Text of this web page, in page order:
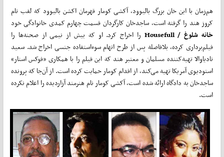
هم‌زمان با این خان بزرگ بالیوود، آکشی کومار قهرمان اکشن بالیوود که لقب تام
کروز هند را گرفته است، ساجدخان کارگردان قسمت چهارم کمدی خانوادگی خود
خانه شلوغ / Housefullرا اخراج کرد. او که بیش از نیمی از صحنه‌ها را
فیلم‌برداری کرده، بلافاصله پس از طرح اتهام سوءاستفاده جنسی اخراج شد. سعید
نادیاوالا تهیه‌کننده مسلمان و معتبر هند که این فیلم را با همکاری «فوکس استار»
استودیوی آمریکا تهیه‌ می‌کند، از اقدام کومار حمایت کرده است. از آن‌جا که پرونده
ساجدخان به دادگاه ارائه شده است، آکشی کومار نام هنرمند آزاردیده را اعلام نکرده
است.